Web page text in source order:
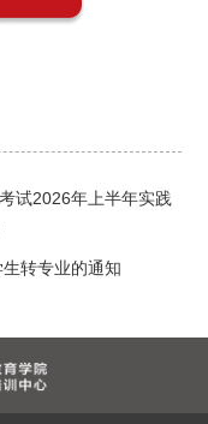
试2026年上半年实践
转专业的通知